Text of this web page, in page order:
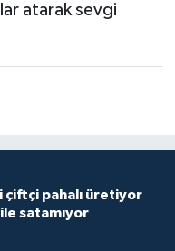
atarak sevgi
çiftçi pahalı üretiyor
satamıyor